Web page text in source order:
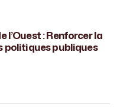
l’Ouest : Renforcer la
politiques publiques